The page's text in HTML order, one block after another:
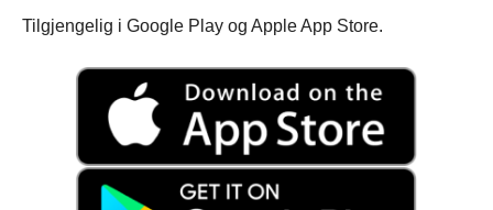
Tilgjengelig i Google Play og Apple App Store.